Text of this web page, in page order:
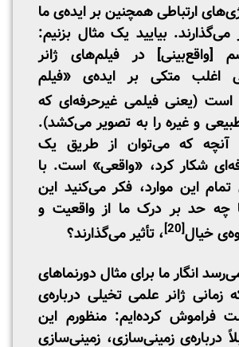
ارتباطی همچنین بر ایده‌ی ما
می‌گذارند. بیایید یک مثال بزنیم:
[واقع‌بینی] در فیلم‌های ژانر
اغلب متکی بر ایده‌ی «فیلم
(یعنی فیلمی غیرحرفه‌ای که
و غیره را به تصویر می‌کشد).
آنچه که می‌توان از طریق یک
شکار کرد، «واقعی» است. با
این موارد، فکر می‌کنید این
چه حد بر درک ما از واقعیت و
خیال[20]
، تأثیر می‌گذارند؟
انگار ما برای مثال دورنماهای
زمانی ژانر علمی تخیلی درباره‌ی
فراموش کرده‌ایم: منظورم این
درباره‌ی زمینی‌سازی، زمینی‌سازی